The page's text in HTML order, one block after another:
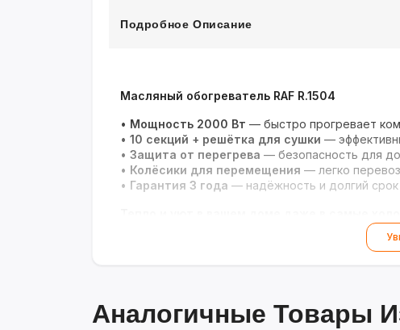
Подробное Описание
Масляный обогреватель RAF R.1504
• Мощность 2000 Вт — быстро прогревает
• 10 секций + решётка для сушки —
• Защита от перегрева — безопасность для
• Колёсики для перемещения — легко
• Гарантия 3 года — надёжность и долгий
Аналогичные Товары